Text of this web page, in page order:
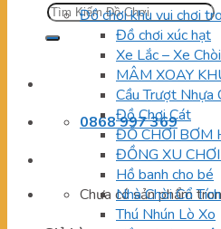
Tìm
kiếm:
0868 997 369
Chưa có sản phẩm
Đồ chơi khu vui chơi
Đồ chơi xúc hạt
Xe Lắc – Xe
MÂM XOAY
Cầu Trượt Nhựa
Đồ Chơi Cát
ĐỒ CHƠI BƠM
ĐỒNG XU
Hồ banh cho bé
Nhà Chòi Cổ Tích
Thú Nhún Lò Xo